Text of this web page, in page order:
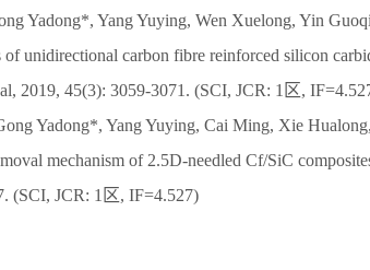
Yadong*, Yang Yuying, Wen Xuelong, Yin
of unidirectional carbon fibre reinforced silicon
2019, 45(3): 3059-3071. (SCI, JCR: 1区,
Yadong*, Yang Yuying, Cai Ming, Xie
mechanism of 2.5D-needled Cf/SiC
(SCI, JCR: 1区, IF=4.527)